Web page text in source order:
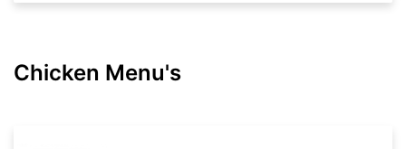
Chicken Menu's